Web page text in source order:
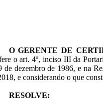
O GERENTE DE
o art. 4º, inciso III da
de dezembro de 1986, e na
e considerando o que
RESOLVE: